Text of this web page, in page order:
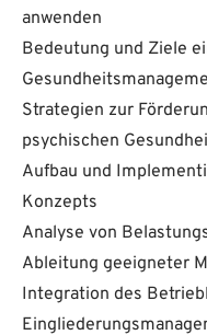
anwenden
Bedeutung und Ziele
Strategien zur
psychischen
Aufbau und
Konzepts
Analyse von
Ableitung geeigneter
Integration des